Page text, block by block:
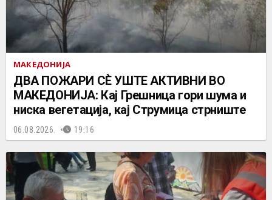
МАКЕДОНИЈА
ДВА ПОЖАРИ СÈ УШТЕ АКТИВНИ ВО
МАКЕДОНИЈА: Кај Грешница гори шума и
ниска вегетација, кај Струмица стрниште
06.08.2026. 19:16